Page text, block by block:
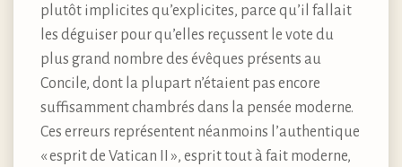
plutôt implicites qu’explicites, parce qu’il fallait
les déguiser pour qu’elles reçussent le vote du
plus grand nombre des évêques présents au
Concile, dont la plupart n’étaient pas encore
suffisamment chambrés dans la pensée moderne.
Ces erreurs représentent néanmoins l’authentique
« esprit de Vatican II », esprit tout à fait moderne,